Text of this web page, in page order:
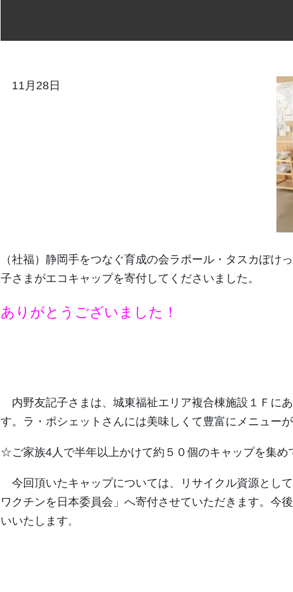
11月28日
（社福）静岡手をつなぐ育成の会ラポール・タスカぽけ
子さまがエコキャップを寄付してくださいました。
ありがとうございました！
内野友記子さまは、城東福祉エリア複合棟施設１Ｆに
す。
ラ・ポシェットさんには美味しくて豊富にメニュ
☆ご家族4人で半年以上かけて約５０個のキャップを集め
今回頂いたキャップについては、リサイクル資源とし
ワクチンを日本委員会」へ寄付させていただきます。今
いいたします。